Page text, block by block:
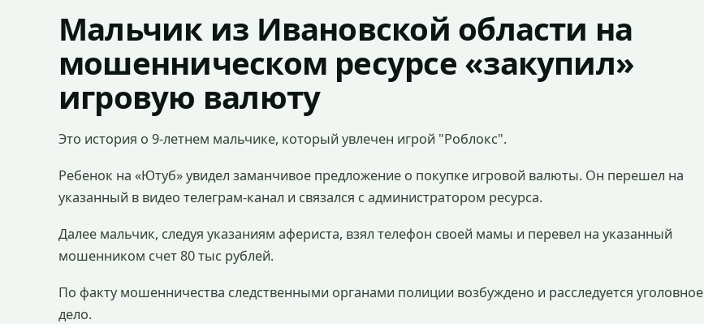
Мальчик из Ивановской области на
мошенническом ресурсе «закупил»
игровую валюту
Это история о 9-летнем мальчике, который увлечен игрой "Роблокс".
Ребенок на «Ютуб» увидел заманчивое предложение о покупке игровой валюты. Он перешел на
указанный в видео телеграм-канал и связался с администратором ресурса.
Далее мальчик, следуя указаниям афериста, взял телефон своей мамы и перевел на указанный
мошенником счет 80 тыс рублей.
По факту мошенничества следственными органами полиции возбуждено и расследуется уголовное
дело.